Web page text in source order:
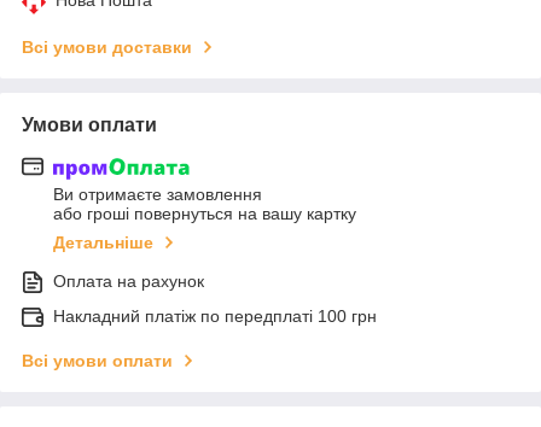
Всі умови доставки
Умови оплати
Ви отримаєте замовлення
або гроші повернуться на вашу картку
Детальніше
Оплата на рахунок
Накладний платіж по передплаті 100 грн
Всі умови оплати